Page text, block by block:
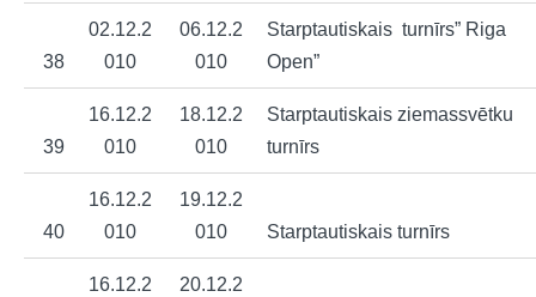
38
02.12.2
010
06.12.2
010
Starptautiskais turnīrs” Riga
Open”
39
16.12.2
010
18.12.2
010
Starptautiskais ziemassvētku
turnīrs
40
16.12.2
010
19.12.2
010
Starptautiskais turnīrs
16.12.2
20.12.2